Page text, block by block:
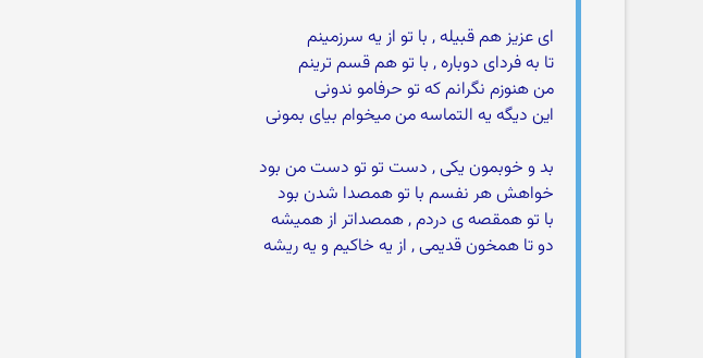
ای عزیز هم قبیله , با تو از یه سرزمینم
تا به فردای دوباره , با تو هم قسم ترینم
من هنوزم نگرانم که تو حرفامو ندونی
این دیگه یه التماسه من میخوام بیای بمونی
بد و خوبمون یکی , دست تو تو دست من بود
خواهش هر نفسم با تو همصدا شدن بود
با تو همقصه ی دردم , همصداتر از همیشه
دو تا همخون قدیمی , از یه خاکیم و یه ریشه